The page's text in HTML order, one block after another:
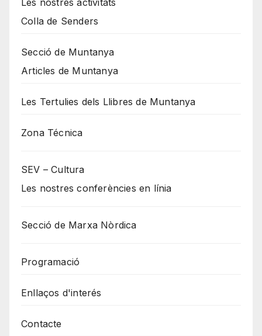
Les nostres activitats
Colla de Senders
Secció de Muntanya
Articles de Muntanya
Les Tertulies dels Llibres de Muntanya
Zona Técnica
SEV – Cultura
Les nostres conferències en línia
Secció de Marxa Nòrdica
Programació
Enllaços d'interés
Contacte